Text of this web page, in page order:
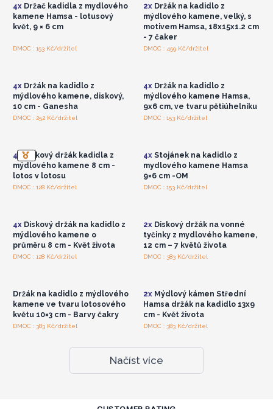
4xDržač kadidla z mydlového
kamene Hamsa - lotusový
květ, 9 × 6 cm
DMOC : 153 Kč/držitel
2xDržák na kadidlo z
mýdlového kamene, velký, s
motivem Hamsa, 18x15x1.2 cm
- 7 čaker
DMOC : 459 Kč/držitel
Přihlaste se nebo se
4xDržák na kadidlo z
mýdlového kamene, diskový,
10 cm - Ganesha
DMOC : 252 Kč/držitel
Přihlaste se nebo se
4xDržák na kadidlo z
mýdlového kamene Hamsa,
9x6 cm, ve tvaru pětiúhelníku
DMOC : 153 Kč/držitel
Přihlaste se nebo se
4x Diskový držák kadidla z
mýdlového kamene 8 cm -
lotos v lotosu
DMOC : 128 Kč/držitel
Přihlaste se nebo se
4xStojánek na kadidlo z
mydlového kamene Hamsa
9×6 cm -OM
DMOC : 153 Kč/držitel
Přihlaste se nebo se
4xDiskový držák na kadidlo z
mýdlového kamene o
průměru 8 cm - Květ života
DMOC : 128 Kč/držitel
Přihlaste se nebo se
2xDiskový držák na vonné
tyčinky z mydlového kamene,
12 cm – 7 květů života
DMOC : 383 Kč/držitel
Přihlaste se nebo se
Držák na kadidlo z mýdlového
kamene ve tvaru lotosového
květu 10×3 cm - Barvy čakry
DMOC : 383 Kč/držitel
Přihlaste se nebo se
2xMýdlový kámen Střední
Hamsa držák na kadidlo 13x9
cm - Květ života
DMOC : 383 Kč/držitel
Načíst více